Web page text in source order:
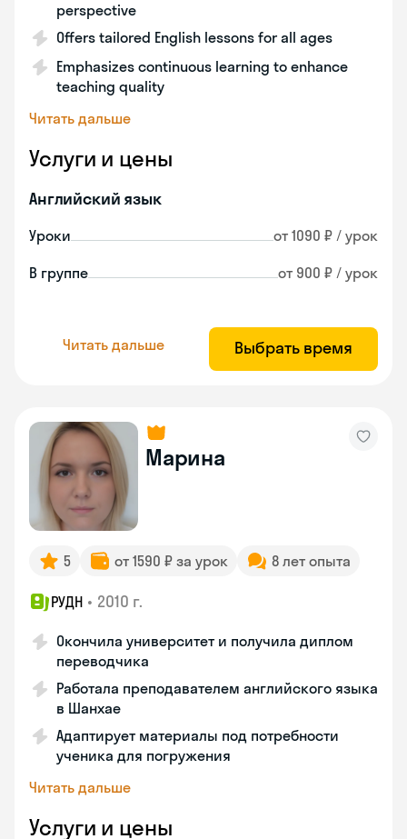
perspective
Offers tailored English lessons for all ages
Emphasizes continuous learning to enhance
teaching quality
Читать дальше
Услуги и цены
Английский язык
Уроки от 1090 ₽ / урок
В группе от 900 ₽ / урок
Читать дальше Выбрать время
Марина
5 от 1590 ₽ за урок 8 лет опыта
РУДН • 2010 г.
Окончила университет и получила диплом
переводчика
Работала преподавателем английского языка
в Шанхае
Адаптирует материалы под потребности
ученика для погружения
Читать дальше
Услуги и цены